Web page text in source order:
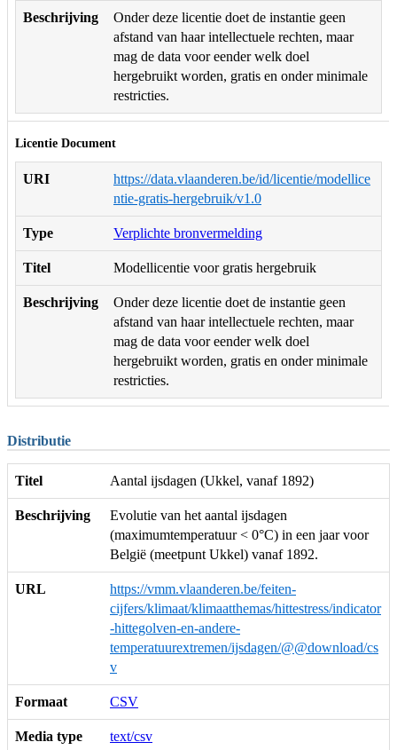
Beschrijving
Onder deze licentie doet de instantie geen
afstand van haar intellectuele rechten, maar
mag de data voor eender welk doel
hergebruikt worden, gratis en onder minimale
restricties.
Licentie Document
URI
https://data.vlaanderen.be/id/licentie/modellice
ntie-gratis-hergebruik/v1.0
Type Verplichte bronvermelding
Titel Modellicentie voor gratis hergebruik
Beschrijving
Onder deze licentie doet de instantie geen
afstand van haar intellectuele rechten, maar
mag de data voor eender welk doel
hergebruikt worden, gratis en onder minimale
restricties.
Distributie
Titel Aantal ijsdagen (Ukkel, vanaf 1892)
Beschrijving
Evolutie van het aantal ijsdagen
(maximumtemperatuur < 0°C) in een jaar voor
België (meetpunt Ukkel) vanaf 1892.
URL
https://vmm.vlaanderen.be/feiten-
cijfers/klimaat/klimaatthemas/hittestress/indicator
-hittegolven-en-andere-
temperatuurextremen/ijsdagen/@@download/cs
v
Formaat CSV
Media type text/csv